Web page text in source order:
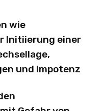
wie
Initiierung einer
und Impotenz